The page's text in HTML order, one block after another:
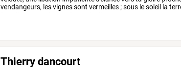
vendangeurs, lesvignessont vermeilles;sous lesoleil la
faucille
à l’anse des corbeilles,
Thierry dancourt